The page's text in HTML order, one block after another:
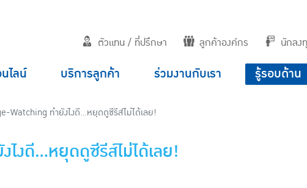
ตัวแทน / ที่ปรึกษา ลูกค้าองค์กร นักลง
ไลน์ บริการลูกค้า ร่วมงานกับเรา รู้รอบด้าน
Watching ทำยังไงดี...หยุดดูซีรีส์ไม่ได้เลย!
งดี...หยุดดูซีรีส์ไม่ได้เลย!